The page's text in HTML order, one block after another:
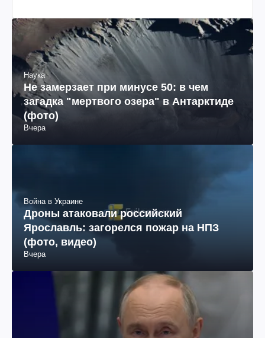
Наука
Не замерзает при минусе 50: в чем
загадка "мертвого озера" в Антарктиде
(фото)
Вчера
Война в Украине
Дроны атаковали российский
Ярославль: загорелся пожар на НПЗ
(фото, видео)
Вчера